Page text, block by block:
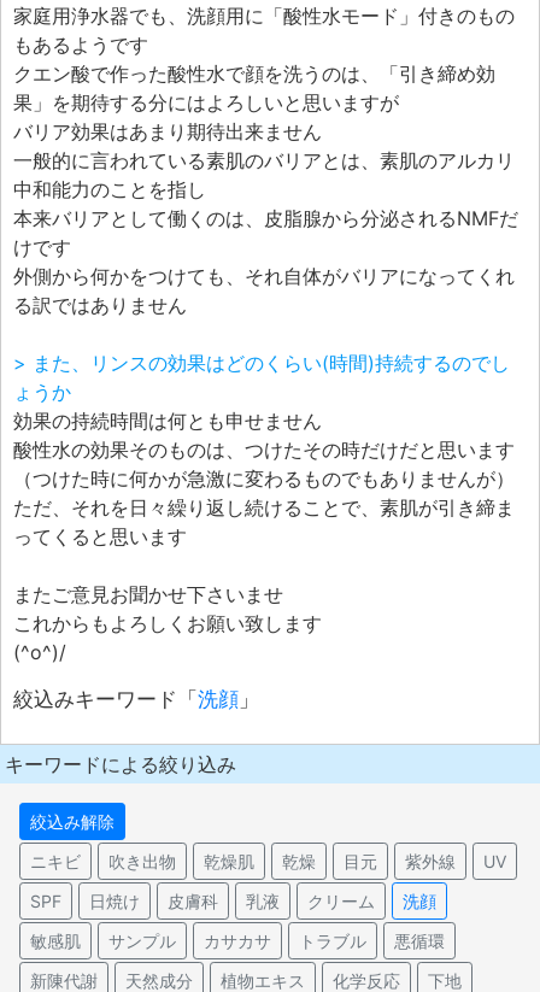
家庭用浄水器でも、洗顔用に「酸性水モード」付きのもの
もあるようです
クエン酸で作った酸性水で顔を洗うのは、「引き締め効
果」を期待する分にはよろしいと思いますが
バリア効果はあまり期待出来ません
一般的に言われている素肌のバリアとは、素肌のアルカリ
中和能力のことを指し
本来バリアとして働くのは、皮脂腺から分泌されるNMFだ
けです
外側から何かをつけても、それ自体がバリアになってくれ
る訳ではありません
> また、リンスの効果はどのくらい(時間)持続するのでし
ょうか
効果の持続時間は何とも申せません
酸性水の効果そのものは、つけたその時だけだと思います
（つけた時に何かが急激に変わるものでもありませんが）
ただ、それを日々繰り返し続けることで、素肌が引き締ま
ってくると思います
またご意見お聞かせ下さいませ
これからもよろしくお願い致します
(^o^)/
絞込みキーワード「 洗顔 」
キーワードによる絞り込み
絞込み解除
ニキビ
吹き出物 乾燥肌 乾燥 目元 紫外線
UV
SPF
日焼け 皮膚科 乳液 クリーム
洗顔
敏感肌
サンプル カサカサ トラブル
悪循環
新陳代謝
天然成分 植物エキス 化学反応 下地